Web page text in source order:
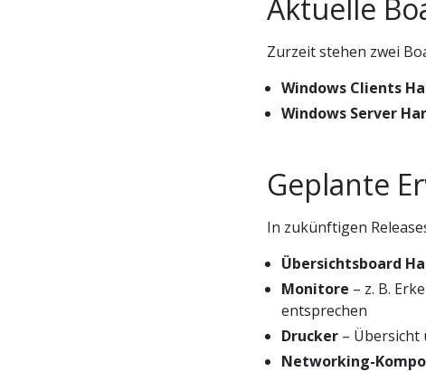
Aktuelle
Zurzeit stehen zwei
Windows Clients
Windows Server
Geplante
In zukünftigen
Übersichtsboard
Monitore – z. B.
entsprechen
Drucker– Übersicht
Networking-